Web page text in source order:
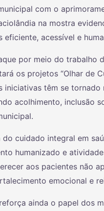
com o
na mostra
acessível e
por meio do trabalho
os projetos “Olhar de
iniciativas têm se tornado
acolhimento, inclusão
cuidado integral em
humanizado e
aos pacientes não
emocional e
ainda o papel dos